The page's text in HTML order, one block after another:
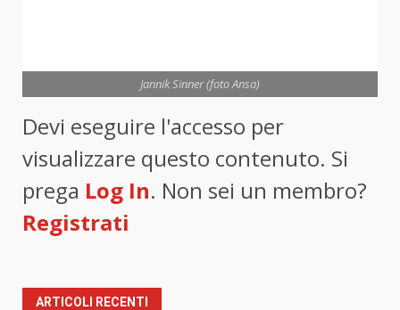
Jannik Sinner (foto Ansa)
Devi eseguire l'accesso per
visualizzare questo contenuto. Si
prega Log In. Non sei un membro?
Registrati
ARTICOLI RECENTI